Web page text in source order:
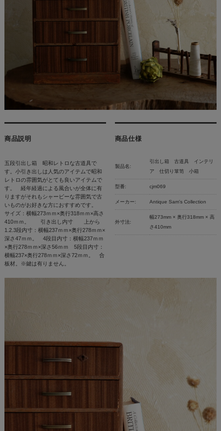
商品説明
五段引出し箱 昭和レトロな古道具で
す。小引き出しは人気のアイテムで昭和
レトロの雰囲気がとても良いアイテムで
す。 経年経過による風合いが全体に有
りますがそれもシャービーな雰囲気で古
いものがお好きな方におすすめです。
サイズ：横幅273ｍｍ×奥行318ｍｍ×高さ
410ｍｍ。 引き出し内寸 上から
1.2.3段内寸：横幅237ｍｍ×奥行278ｍｍ×
深さ47ｍｍ。 4段目内寸：横幅237ｍｍ
×奥行278ｍｍ×深さ56ｍｍ 5段目内寸：
横幅237×奥行278ｍｍ×深さ72ｍｍ。 合
板材。※鍵は有りません。
商品仕様
製品名:
引出し箱 古道具 インテリ
ア 仕切り箪笥 小箱
型番: cjm069
メーカー: Antique Sam's Collection
外寸法:
幅273mm × 奥行318mm × 高
さ410mm